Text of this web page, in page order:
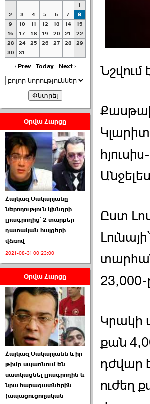
ՀԱՅԱՊԱՀՊԱՆՈՒԹԻՒՆ՝
ՀԱՒԱՏՔԻ ԵՒ
ԿՐԹՈՒԹԵԱՆ
ՃԱՆԱՊԱՐՀՈՎ ›››
2026-07-06 06:50:00
Ամենաշատը էսօրվանից
էի վախենում.Նիկոլայ
Եղիազարյան ›››
2026-07-05 23:19:00
ՏԵՍԱՆՅՈՒԹ․ Ի՞նչ
իրավիճակ է այս ›››
2026-07-04 10:40:00
Սահմանադրական
դատարանը մերժեց ›››
2026-07-02 00:39:00
1
2
3 4 5 6 7
8
9
10 11 12 13 14
15
16
17 18 19 20 21
22
23
24 25 26 27 28
29
30
31
‹ Prev Today Next ›
Օրվա Հարցը
Հայկազ Մակարյանը
ներողություն կխնդրի
լրագրողից՝ 2 տարբեր
դատական հայցերի
վճռով
2021-08-31 00:23:00
Օրվա Հարցը
Հայկազ Մակարյանն և իր
թիմը սպառնում են
սատկացնել լրագրողին և
նրա հարազատներին
(ապացուցողական
Նշվում
Ըստ
Կրակի
քան
դժվար
ուժեղ